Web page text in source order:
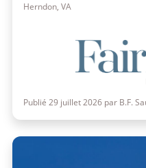
Herndon, VA
Publié 29 juillet 2026 par B.F.